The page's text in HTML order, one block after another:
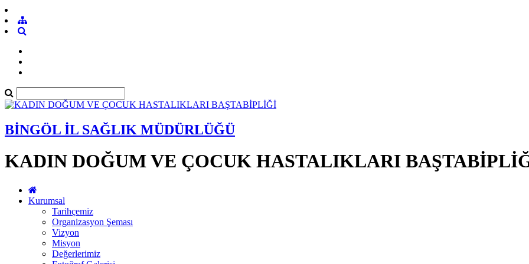
BİNGÖL İL SAĞLIK MÜDÜRLÜĞÜ
KADIN DOĞUM VE ÇOCUK HASTALIKLARI
Kurumsal
Tarihçemiz
Organizasyon Şeması
Vizyon
Misyon
Değerlerimiz